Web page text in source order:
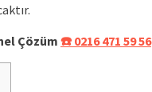
Çözüm ☎️ 0216 471 59 56